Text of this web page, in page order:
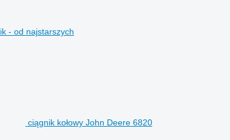
- od najstarszych
ciągnik kołowy John Deere 6820